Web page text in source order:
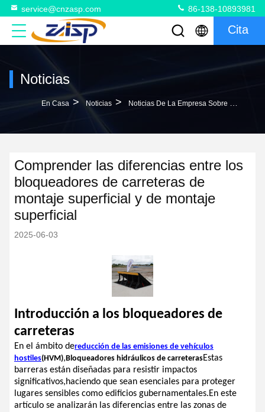
service@cnzasp.com 86-138-10893981
Cita
Noticias
En Casa > Noticias > Noticias De La Empresa Sobre Comprender Las Diferencias Entre Los Bloqueadores De Carreteras De Montaje Superficial Y De Montaje Superficial
Comprender las diferencias entre los
bloqueadores de carreteras de
montaje superficial y de montaje
superficial
2025-06-03
Introducción a los bloqueadores de
carreteras
En el ámbito dereducción de las emisiones de vehículos
hostiles(HVM),Bloqueadores hidráulicos de carreterasEstas
barreras están diseñadas para resistir impactos
significativos,haciendo que sean esenciales para proteger
lugares sensibles como edificios gubernamentales.En este
artículo se analizarán las diferencias entre las zonas de